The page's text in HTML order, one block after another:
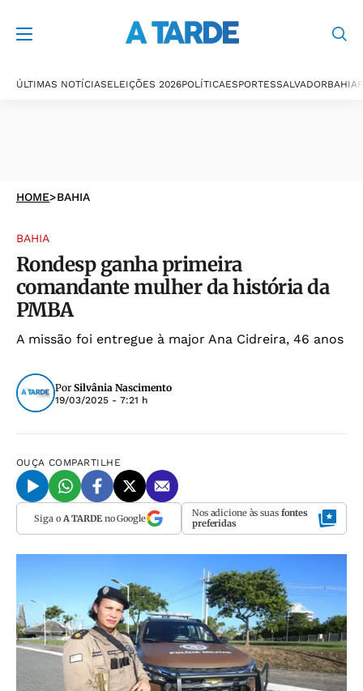
ÚLTIMAS NOTÍCIASELEIÇÕES 2026POLÍTICAESPORTESSALVADORBAHIA
HOME>BAHIA
BAHIA
Rondesp ganha primeira
comandante mulher da história da
PMBA
A missão foi entregue à major Ana Cidreira, 46 anos
Por Silvânia Nascimento
19/03/2025 - 7:21 h
OUÇA COMPARTILHE
Siga o A TARDEno Google Nos adicione às suas fontes
preferidas